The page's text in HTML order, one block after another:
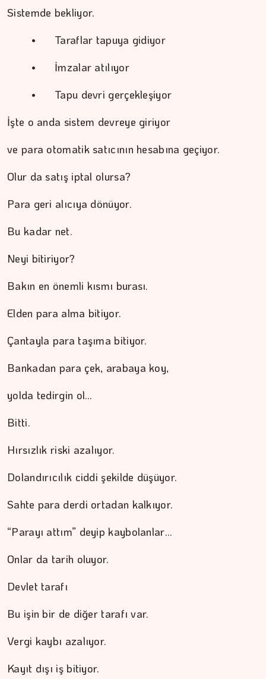
Sistemde bekliyor.
	•	Taraflar tapuya gidiyor
	•	İmzalar atılıyor
	•	Tapu devri gerçekleşiyor
İşte o anda sistem devreye giriyor
ve para otomatik satıcının hesabına geçiyor.
Olur da satış iptal olursa?
Para geri alıcıya dönüyor.
Bu kadar net.
Neyi bitiriyor?
Bakın en önemli kısmı burası.
Elden para alma bitiyor.
Çantayla para taşıma bitiyor.
Bankadan para çek, arabaya koy,
yolda tedirgin ol…
Bitti.
Hırsızlık riski azalıyor.
Dolandırıcılık ciddi şekilde düşüyor.
Sahte para derdi ortadan kalkıyor.
“Parayı attım” deyip kaybolanlar…
Onlar da tarih oluyor.
Devlet tarafı
Bu işin bir de diğer tarafı var.
Vergi kaybı azalıyor.
Kayıt dışı iş bitiyor.
DR. TANER EKİNCİ
Nefes, agni ve içsel denge
ŞAFAK GÜVEN